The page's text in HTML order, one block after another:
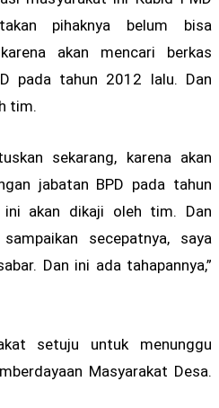
pihaknya belum bisa
akan mencari berkas
pada tahun 2012 lalu. Dan
tim.
sekarang, karena akan
jabatan BPD pada tahun
akan dikaji oleh tim. Dan
secepatnya, saya
Dan ini ada tahapannya,”
setuju untuk menunggu
Masyarakat Desa.